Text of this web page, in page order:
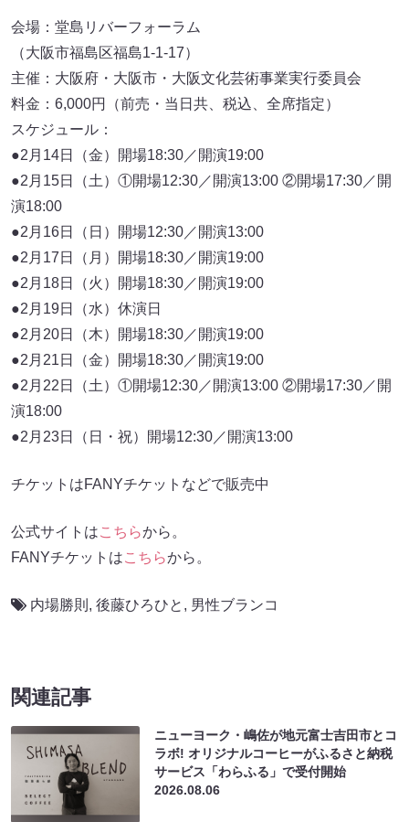
会場：堂島リバーフォーラム
（大阪市福島区福島1-1-17）
主催：大阪府・大阪市・大阪文化芸術事業実行委員会
料金：6,000円（前売・当日共、税込、全席指定）
スケジュール：
●2月14日（金）開場18:30／開演19:00
●2月15日（土）①開場12:30／開演13:00 ②開場17:30／開
演18:00
●2月16日（日）開場12:30／開演13:00
●2月17日（月）開場18:30／開演19:00
●2月18日（火）開場18:30／開演19:00
●2月19日（水）休演日
●2月20日（木）開場18:30／開演19:00
●2月21日（金）開場18:30／開演19:00
●2月22日（土）①開場12:30／開演13:00 ②開場17:30／開
演18:00
●2月23日（日・祝）開場12:30／開演13:00
チケットはFANYチケットなどで販売中
公式サイトはこちらから。
FANYチケットはこちらから。
内場勝則 , 後藤ひろひと , 男性ブランコ
関連記事
ニューヨーク・嶋佐が地元富士吉田市とコ
ラボ! オリジナルコーヒーがふるさと納税
サービス「わらふる」で受付開始
2026.08.06